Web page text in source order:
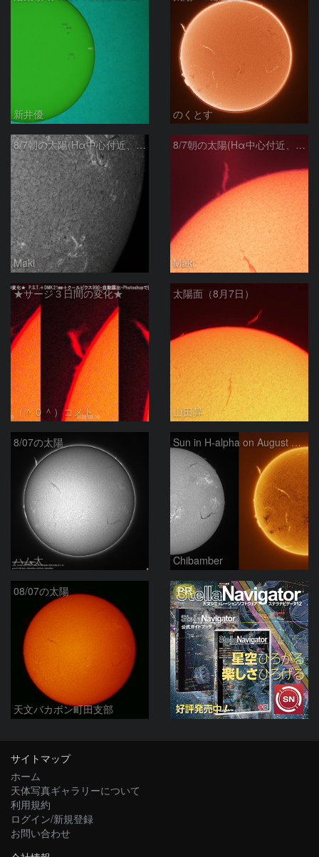
新井優 のくとす
8/7朝の太陽(Hα中心付近、4498、4502付近)
Maki
8/7朝の太陽(Hα中心付近、プロミネンス)
Maki
★サージ３日間の変化★
（＾０＾）コメト
太陽面（8月7日）
山田昇
8/07の太陽
ハム太
Sun in H-alpha on August 7, 2026
Chibamber
08/07の太陽
天文バカボン町田支部
PR
サイトマップ
ホーム
天体写真ギャラリーについて
利用規約
ログイン/新規登録
お問い合わせ